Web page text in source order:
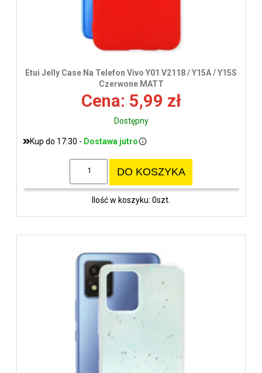
Etui Jelly Case Na Telefon Vivo Y01 V2118 / Y15A / Y15S
Czerwone MATT
Cena: 5,99 zł
Dostępny
Kup do 17:30 - Dostawa jutro
DO KOSZYKA
Ilość w koszyku: 0szt.